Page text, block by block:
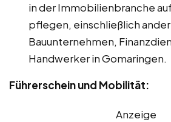
in der Immobilienbranche
pflegen, einschließlich
Bauunternehmen,
Handwerker in Gomaringen.
Führerschein und Mobilität:
Anzeige